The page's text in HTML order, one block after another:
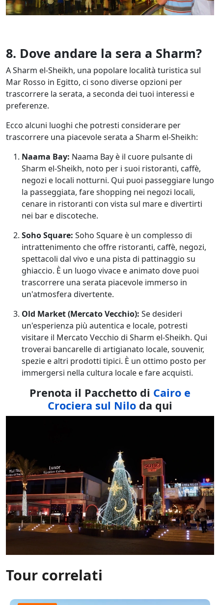
8. Dove andare la sera a Sharm?
A Sharm el-Sheikh, una popolare località turistica sul
Mar Rosso in Egitto, ci sono diverse opzioni per
trascorrere la serata, a seconda dei tuoi interessi e
preferenze.
Ecco alcuni luoghi che potresti considerare per
trascorrere una piacevole serata a Sharm el-Sheikh:
Naama Bay: Naama Bay è il cuore pulsante di
Sharm el-Sheikh, noto per i suoi ristoranti, caffè,
negozi e locali notturni. Qui puoi passeggiare lungo
la passeggiata, fare shopping nei negozi locali,
cenare in ristoranti con vista sul mare e divertirti
nei bar e discoteche.
Soho Square: Soho Square è un complesso di
intrattenimento che offre ristoranti, caffè, negozi,
spettacoli dal vivo e una pista di pattinaggio su
ghiaccio. È un luogo vivace e animato dove puoi
trascorrere una serata piacevole immerso in
un'atmosfera divertente.
Old Market (Mercato Vecchio): Se desideri
un'esperienza più autentica e locale, potresti
visitare il Mercato Vecchio di Sharm el-Sheikh. Qui
troverai bancarelle di artigianato locale, souvenir,
spezie e altri prodotti tipici. È un ottimo posto per
immergersi nella cultura locale e fare acquisti.
Prenota il Pacchetto di Cairo e
Crociera sul Nilo da qui
Tour correlati